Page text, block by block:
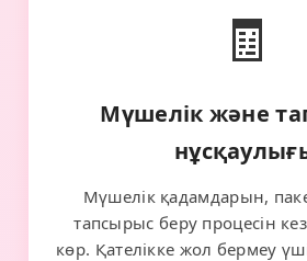
🧾
Мүшелік және
Мүшелік қадамдарын,
тапсырыс беру процесін
көр. Қателікке жол бермеу